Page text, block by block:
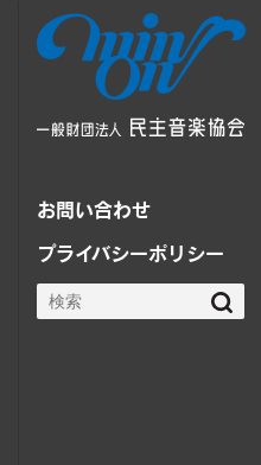
お問い合わせ
プライバシーポリシー